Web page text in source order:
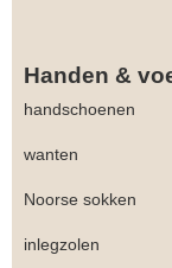
Handen &
handschoenen
wanten
Noorse sokken
inlegzolen